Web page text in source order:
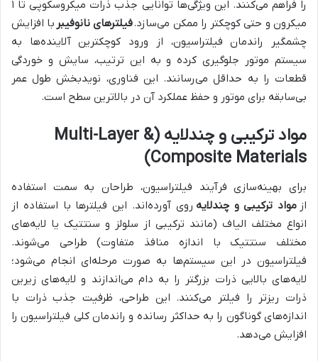
را فراهم می‌کنند. این ویژگی‌ها توانایی جذب ذرات میکروسکوپی تا ۱
میکرون و حتی کوچکتر را ممکن می‌سازد.فیلترهای نانوفیبر با افزایش
چشمگیر راندمان فیلتراسیون، از ورود کوچکترین آلاینده‌ها به
سیستم موتور جلوگیری کرده و به این ترتیب، سایش و خوردگی
قطعات را به حداقل می‌رسانند. این فناوری، نویدبخش طول عمر
بی‌سابقه برای موتور و حفظ عملکرد آن در بالاترین سطح است.
مواد ترکیبی و چندلایه (Multi-Layer &
Composite Materials)
برای بهینه‌سازی فرآیند فیلتراسیون، طراحان به سمت استفاده
از مواد ترکیبی و چندلایه روی آورده‌اند. این فیلترها با استفاده از
انواع مختلف الیاف (مانند ترکیبی از سلولز و سنتتیک یا لایه‌های
مختلف سنتتیک با اندازه منافذ متفاوت) طراحی می‌شوند.
فیلتراسیون در این سیستم‌ها به صورت مرحله‌ای انجام می‌شود؛
لایه‌های بالایی ذرات بزرگتر را به دام می‌اندازند و لایه‌های زیرین
ذرات ریزتر را فیلتر می‌کنند. این طراحی، ظرفیت جذب ذرات با
اندازه‌های گوناگون را به حداکثر رسانده و راندمان کلی فیلتراسیون را
افزایش می‌دهد.